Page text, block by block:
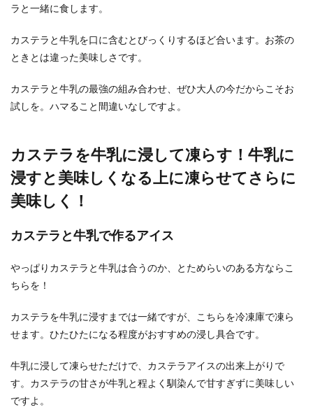
品おかずを作ってみませんか
ごぼうと大根と豚肉の組み合わせは、和食のいろ
言えるのでは...
魚のアラを使った味噌汁を作って豪華
な夕食にしてみませんか
じゃがいもは皮付きが美味しいと思いませんか。
ラと一緒に食します。
カステラと牛乳を口に含むとびっくりするほど合います。お茶の
ときとは違った美味しさです。
カステラと牛乳の最強の組み合わせ、ぜひ大人の今だからこそお
試しを。ハマること間違いなしですよ。
カステラを牛乳に浸して凍らす！牛乳に
浸すと美味しくなる上に凍らせてさらに
美味しく！
カステラと牛乳で作るアイス
やっぱりカステラと牛乳は合うのか、とためらいのある方ならこ
ちらを！
カステラを牛乳に浸すまでは一緒ですが、こちらを冷凍庫で凍ら
せます。ひたひたになる程度がおすすめの浸し具合です。
牛乳に浸して凍らせただけで、カステラアイスの出来上がりで
す。カステラの甘さが牛乳と程よく馴染んで甘すぎずに美味しい
ですよ。